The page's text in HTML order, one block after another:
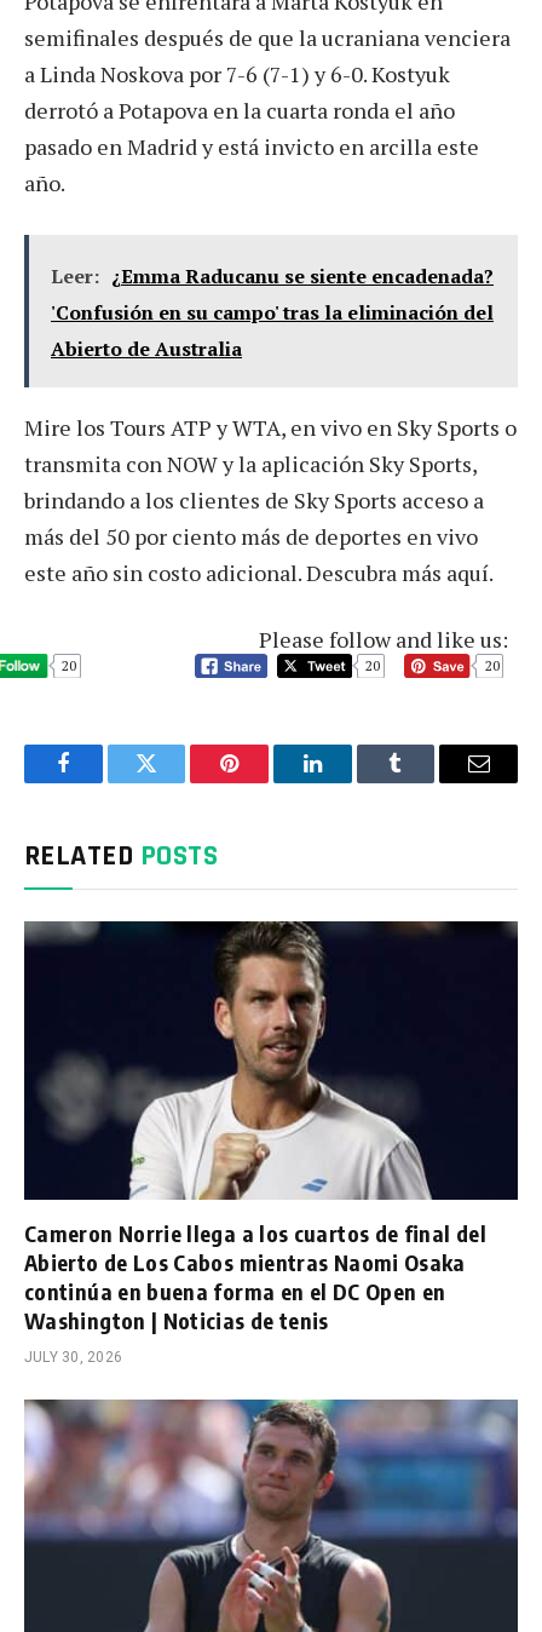
semifinales después de que la ucraniana venciera
a Linda Noskova por 7-6 (7-1) y 6-0. Kostyuk
derrotó a Potapova en la cuarta ronda el año
pasado en Madrid y está invicto en arcilla este
año.
Leer: ¿Emma Raducanu se siente encadenada?
'Confusión en su campo' tras la eliminación del
Abierto de Australia
Mire los Tours ATP y WTA, en vivo en Sky Sports o
transmita con NOW y la aplicación Sky Sports,
brindando a los clientes de Sky Sports acceso a
más del 50 por ciento más de deportes en vivo
este año sin costo adicional. Descubra más aquí.
Please follow and like us:
20 20 20
FacebookTwitter Pinterest LinkedInTumblr Email
RELATED POSTS
Cameron Norrie llega a los cuartos de final del
Abierto de Los Cabos mientras Naomi Osaka
continúa en buena forma en el DC Open en
Washington | Noticias de tenis
JULY 30, 2026